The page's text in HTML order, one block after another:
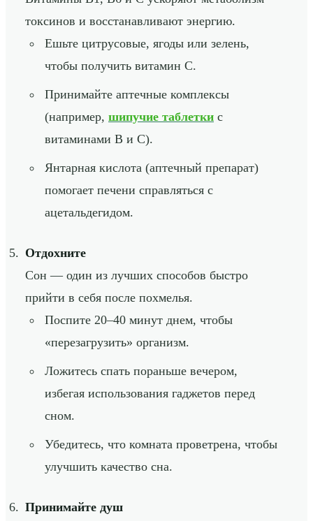
токсинов и восстанавливают энергию.
Ешьте цитрусовые, ягоды или зелень,
чтобы получить витамин C.
Принимайте аптечные комплексы
(например, шипучие таблетки с
витаминами B и C).
Янтарная кислота (аптечный препарат)
помогает печени справляться с
ацетальдегидом.
Отдохните
Сон — один из лучших способов быстро
прийти в себя после похмелья.
Поспите 20–40 минут днем, чтобы
«перезагрузить» организм.
Ложитесь спать пораньше вечером,
избегая использования гаджетов перед
сном.
Убедитесь, что комната проветрена, чтобы
улучшить качество сна.
Принимайте душ